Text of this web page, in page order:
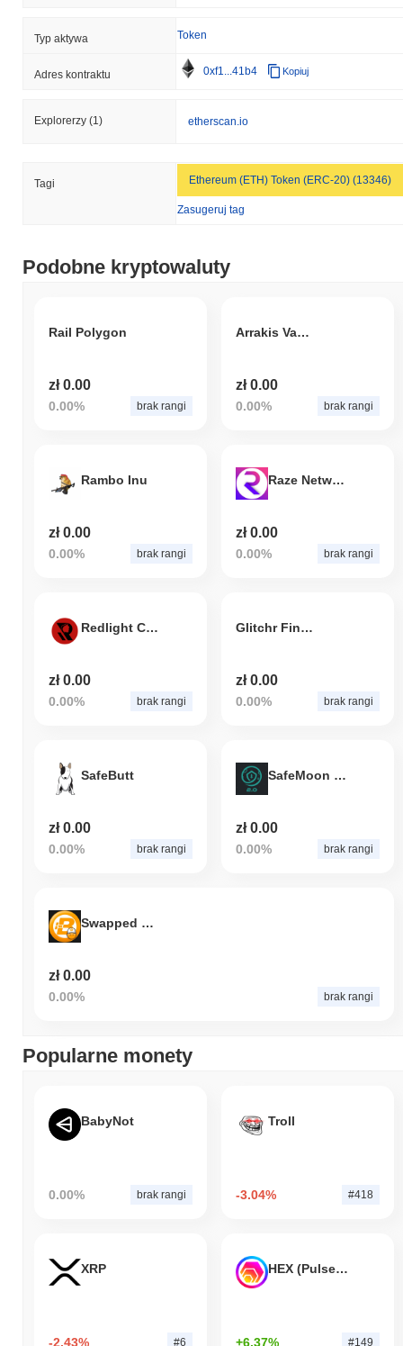
Typ aktywa Token
Adres kontraktu 0xf1...41b4 Kopiuj
Explorerzy (1) etherscan.io
Tagi Ethereum (ETH) Token (ERC-20) (13346)
Zasugeruj tag
Podobne kryptowaluty
Rail Polygon
zł 0.00
0.00% brak rangi
Arrakis Vault V1 WMATIC/stMATIC
zł 0.00
0.00% brak rangi
Rambo Inu
zł 0.00
0.00% brak rangi
Raze Network (BEP-20)
zł 0.00
0.00% brak rangi
Redlight Chain
zł 0.00
0.00% brak rangi
Glitchr Finance
zł 0.00
0.00% brak rangi
SafeButt
zł 0.00
0.00% brak rangi
SafeMoon 2.0
zł 0.00
0.00% brak rangi
Swapped BitCore
zł 0.00
0.00% brak rangi
Popularne monety
BabyNot
0.00% brak rangi
Troll
-3.04% #418
XRP
-2.43% #6
HEX (Pulsechain)
+6.37% #149